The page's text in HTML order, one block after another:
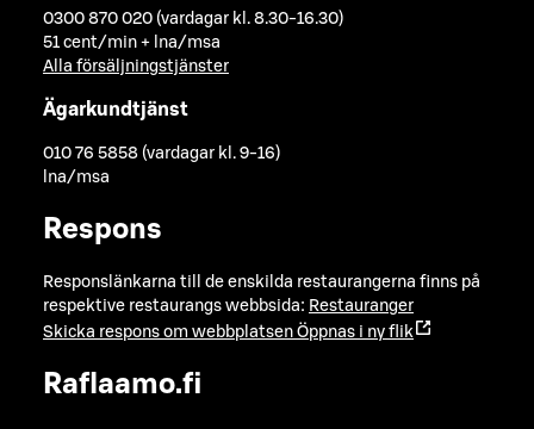
0300 870 020 (vardagar kl. 8.30-16.30)
51 cent/min + lna/msa
Alla försäljningstjänster
Ägarkundtjänst
010 76 5858 (vardagar kl. 9-16)
lna/msa
Respons
Responslänkarna till de enskilda restaurangerna finns på
respektive restaurangs webbsida: Restauranger
Skicka respons om webbplatsen Öppnas i ny flik
Raflaamo.fi